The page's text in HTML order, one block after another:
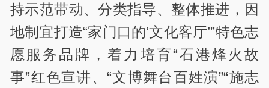
持示范带动、分类指导、整体推进，因
地制宜打造“家门口的‘文化客厅’”特色志
愿服务品牌，着力培育“石港烽火故
事”红色宣讲、“文博舞台百姓演”“施志